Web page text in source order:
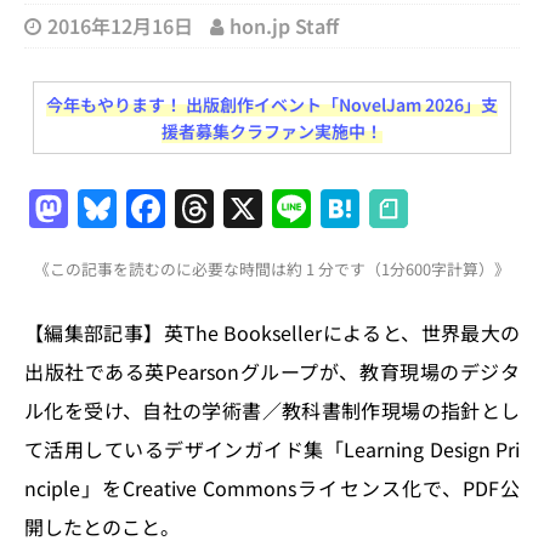
2016年12月16日 hon.jp Staff
今年もやります！ 出版創作イベント「NovelJam 2026」支
援者募集クラファン実施中！
M
a
st
o
d
o
n
Bl
u
e
s
k
y
F
a
c
e
b
o
o
k
T
h
re
a
d
s
X Li
n
e
H
at
e
n
a
《この記事を読むのに必要な時間は約 1 分です（1分600字計算）》
【編集部記事】英The Booksellerによると、世界最大の
出版社である英Pearsonグループが、教育現場のデジタ
ル化を受け、自社の学術書／教科書制作現場の指針とし
て活用しているデザインガイド集「Learning Design Pri
nciple」をCreative Commonsライセンス化で、PDF公
開したとのこと。